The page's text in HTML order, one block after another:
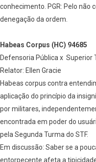
conhecimento. PGR: Pelo não
denegação da ordem.
Habeas Corpus (HC) 94685
Defensoria Pública x Superior
Relator: Ellen Gracie
Habeas corpus contra
aplicação do princípio da
por militares,
encontrada em poder do
pela Segunda Turma do STF.
Em discussão: Saber se a
entorpecente afeta a